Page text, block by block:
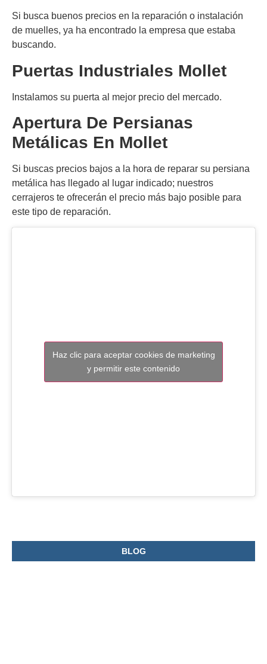
Si busca buenos precios en la reparación o instalación
de muelles, ya ha encontrado la empresa que estaba
buscando.
Puertas Industriales Mollet
Instalamos su puerta al mejor precio del mercado.
Apertura De Persianas
Metálicas En Mollet
Si buscas precios bajos a la hora de reparar su persiana
metálica has llegado al lugar indicado; nuestros
cerrajeros te ofrecerán el precio más bajo posible para
este tipo de reparación.
Haz clic para aceptar cookies de marketing
y permitir este contenido
BLOG